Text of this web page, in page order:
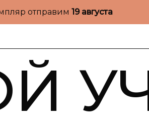
отправим 19 августа